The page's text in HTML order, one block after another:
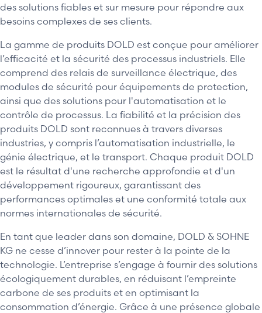
des solutions fiables et sur mesure pour répondre aux
besoins complexes de ses clients.
La gamme de produits DOLD est conçue pour améliorer
l’efficacité et la sécurité des processus industriels. Elle
comprend des relais de surveillance électrique, des
modules de sécurité pour équipements de protection,
ainsi que des solutions pour l'automatisation et le
contrôle de processus. La fiabilité et la précision des
produits DOLD sont reconnues à travers diverses
industries, y compris l’automatisation industrielle, le
génie électrique, et le transport. Chaque produit DOLD
est le résultat d'une recherche approfondie et d'un
développement rigoureux, garantissant des
performances optimales et une conformité totale aux
normes internationales de sécurité.
En tant que leader dans son domaine, DOLD & SOHNE
KG ne cesse d’innover pour rester à la pointe de la
technologie. L’entreprise s’engage à fournir des solutions
écologiquement durables, en réduisant l’empreinte
carbone de ses produits et en optimisant la
consommation d’énergie. Grâce à une présence globale